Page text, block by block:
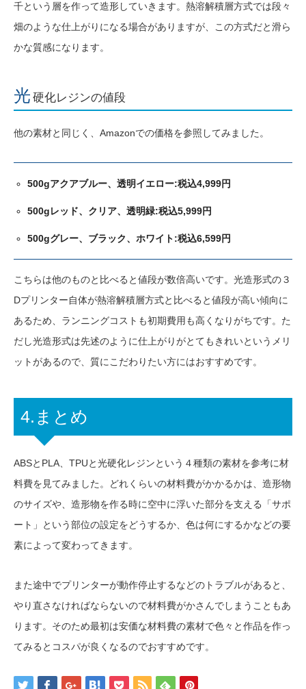
千という層を作って造形していきます。熱溶解積層方式では段々
畑のような仕上がりになる場合がありますが、この方式だと滑ら
かな質感になります。
光 硬化レジンの値段
他の素材と同じく、Amazonでの価格を参照してみました。
500gアクアブルー、透明イエロー:税込4,999円
500gレッド、クリア、透明緑:税込5,999円
500gグレー、ブラック、ホワイト:税込6,599円
こちらは他のものと比べると値段が数倍高いです。光造形式の３
Dプリンター自体が熱溶解積層方式と比べると値段が高い傾向に
あるため、ランニングコストも初期費用も高くなりがちです。た
だし光造形式は先述のように仕上がりがとてもきれいというメリ
ットがあるので、質にこだわりたい方にはおすすめです。
4.まとめ
ABSとPLA、TPUと光硬化レジンという４種類の素材を参考に材
料費を見てみました。どれくらいの材料費がかかるかは、造形物
のサイズや、造形物を作る時に空中に浮いた部分を支える「サポ
ート」という部位の設定をどうするか、色は何にするかなどの要
素によって変わってきます。
また途中でプリンターが動作停止するなどのトラブルがあると、
やり直さなければならないので材料費がかさんでしまうこともあ
ります。そのため最初は安価な材料費の素材で色々と作品を作っ
てみるとコスパが良くなるのでおすすめです。